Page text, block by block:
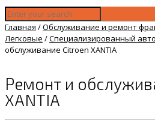
Главная /Обслуживание и ремонт
Легковые /Специализированный
обслуживание Citroen XANTIA
Ремонт и
XANTIA